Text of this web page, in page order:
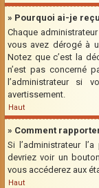
» Pourquoi ai-je
Chaque
vous avez dérogé à
Notez que c’est la
n’est pas concerné
l’administrateur si
avertissement.
Haut
» Comment
Si l’administrateur
devriez voir un
vous accéderez aux
Haut